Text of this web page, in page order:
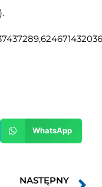
WhatsApp
NASTĘPNY